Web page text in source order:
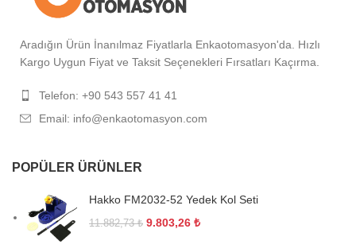
Aradığın Ürün İnanılmaz Fiyatlarla Enkaotomasyon'da. Hızlı
Kargo Uygun Fiyat ve Taksit Seçenekleri Fırsatları Kaçırma.
Telefon: +90 543 557 41 41
Email: info@enkaotomasyon.com
POPÜLER ÜRÜNLER
Hakko FM2032-52 Yedek Kol Seti
11.882,73₺ 9.803,26 ₺